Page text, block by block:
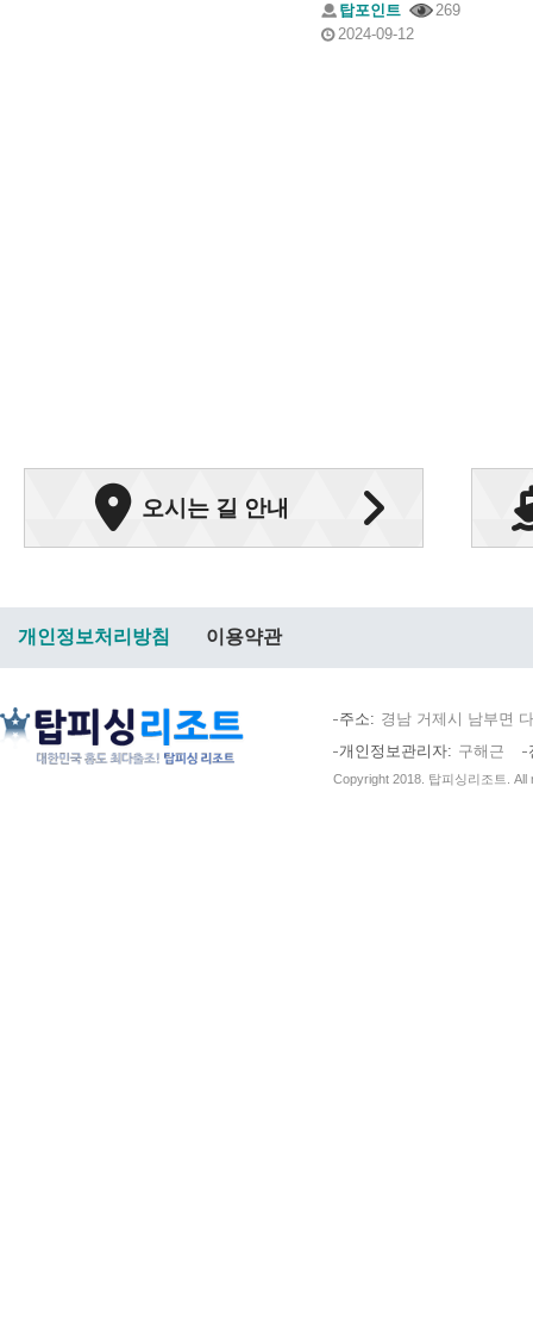
탑포인트
269
2024-09-12
오시는 길 안내
개인정보처리방침 이용약관
주소
경남 거제시 남부면
개인정보관리자
구해근
Copyright 2018. 탑피싱리조트. All